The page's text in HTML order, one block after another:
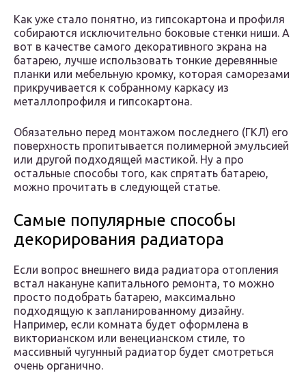
Как уже стало понятно, из гипсокартона и профиля
собираются исключительно боковые стенки ниши. А
вот в качестве самого декоративного экрана на
батарею, лучше использовать тонкие деревянные
планки или мебельную кромку, которая саморезами
прикручивается к собранному каркасу из
металлопрофиля и гипсокартона.
Обязательно перед монтажом последнего (ГКЛ) его
поверхность пропитывается полимерной эмульсией
или другой подходящей мастикой. Ну а про
остальные способы того, как спрятать батарею,
можно прочитать в следующей статье.
Самые популярные способы
декорирования радиатора
Если вопрос внешнего вида радиатора отопления
встал накануне капитального ремонта, то можно
просто подобрать батарею, максимально
подходящую к запланированному дизайну.
Например, если комната будет оформлена в
викторианском или венецианском стиле, то
массивный чугунный радиатор будет смотреться
очень органично.